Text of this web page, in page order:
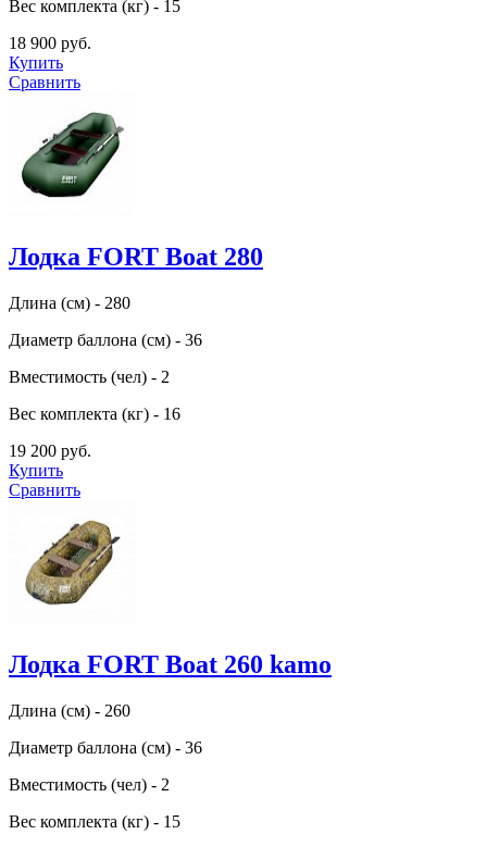
Вес комплекта (кг) - 15
18 900 руб.
Купить
Сравнить
Лодка FORT Boat 280
Длина (см) - 280
Диаметр баллона (см) - 36
Вместимость (чел) - 2
Вес комплекта (кг) - 16
19 200 руб.
Купить
Сравнить
Лодка FORT Boat 260 kamo
Длина (см) - 260
Диаметр баллона (см) - 36
Вместимость (чел) - 2
Вес комплекта (кг) - 15